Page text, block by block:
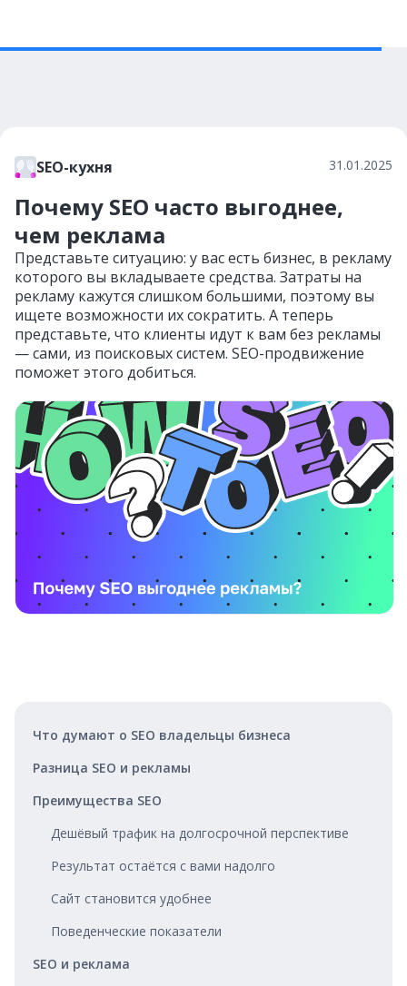
SEO-кухня 31.01.2025
Почему SEO часто выгоднее,
чем реклама
Представьте ситуацию: у вас есть бизнес, в рекламу
которого вы вкладываете средства. Затраты на
рекламу кажутся слишком большими, поэтому вы
ищете возможности их сократить. А теперь
представьте, что клиенты идут к вам без рекламы
— сами, из поисковых систем. SEO-продвижение
поможет этого добиться.
Что думают о SEO владельцы бизнеса
Разница SEO и рекламы
Преимущества SEO
Дешёвый трафик на долгосрочной перспективе
Результат остаётся с вами надолго
Сайт становится удобнее
Поведенческие показатели
SEO и реклама